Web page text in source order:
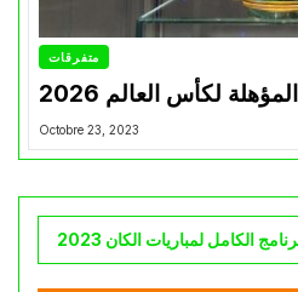
متفرقات
لكأس العالم 2026
Octobre 23, 2023
الكامل لمباريات الكان 2023